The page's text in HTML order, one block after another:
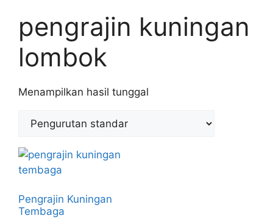
pengrajin kuningan
lombok
Menampilkan hasil tunggal
Pengrajin Kuningan
Tembaga